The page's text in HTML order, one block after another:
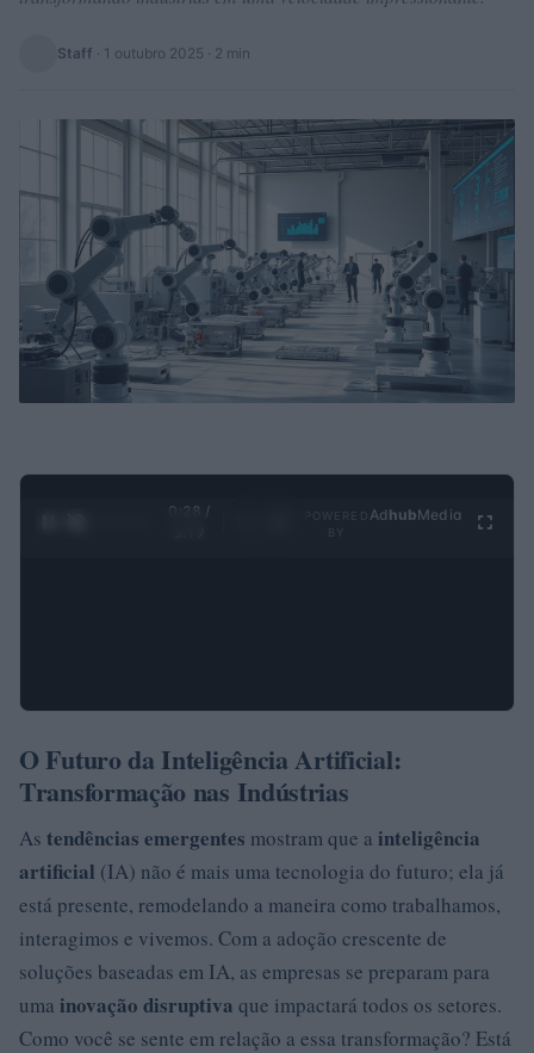
Staff · 1 outubro 2025 · 2 min
0:29 /
Ad hubMedia
O Futuro da Inteligência Artificial:
Transformação nas Indústrias
As tendências emergentes mostram que a inteligência
artificial (IA) não é mais uma tecnologia do futuro; ela já
está presente, remodelando a maneira como trabalhamos,
interagimos e vivemos. Com a adoção crescente de
soluções baseadas em IA, as empresas se preparam para
uma inovação disruptiva que impactará todos os setores.
Como você se sente em relação a essa transformação? Está